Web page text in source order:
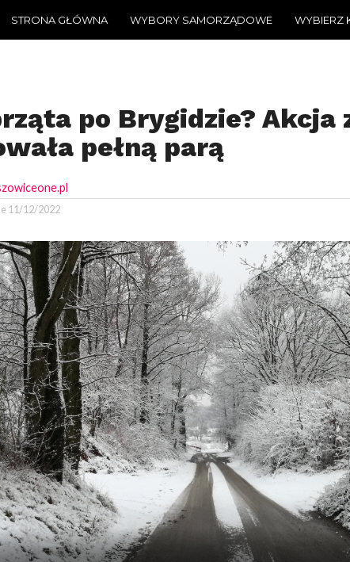
STRONA GŁÓWNA WYBORY SAMORZĄDOWE WYBIERZ
po Brygidzie? Akcja
pełną parą
11/12/2022